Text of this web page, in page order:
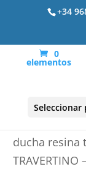
+34
0
elementos
Seleccionar
ducha resina